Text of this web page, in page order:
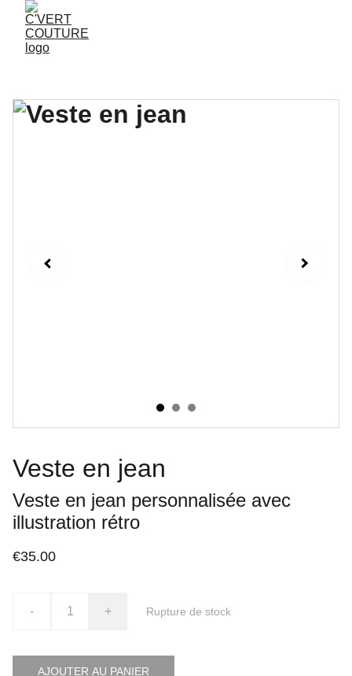
Veste en jean
Veste en jean personnalisée avec
illustration rétro
€35.00
- + Rupture de stock
AJOUTER AU PANIER